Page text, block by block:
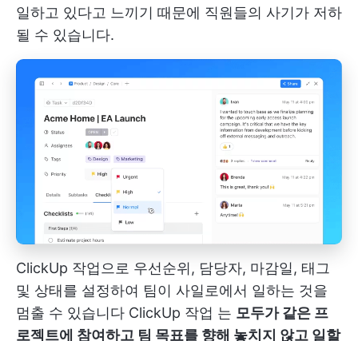
일하고 있다고 느끼기 때문에 직원들의 사기가 저하
될 수 있습니다.
ClickUp 작업으로 우선순위, 담당자, 마감일, 태그
및 상태를 설정하여 팀이 사일로에서 일하는 것을
멈출 수 있습니다 ClickUp 작업 는 모두가 같은 프
로젝트에 참여하고 팀 목표를 향해 놓치지 않고 일할